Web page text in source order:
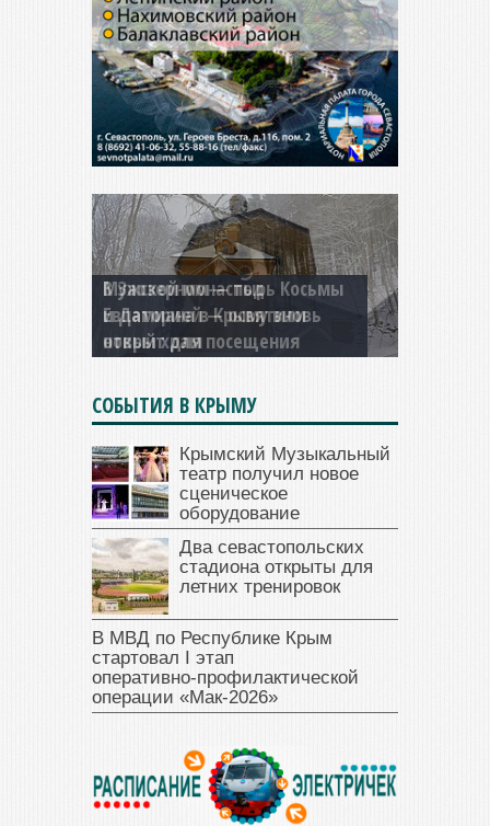
Мужской монастырь Косьмы
и Дамиана в Крыму вновь
открыт для посещения
СОБЫТИЯ В КРЫМУ
Крымский Музыкальный
театр получил новое
сценическое
оборудование
Два севастопольских
стадиона открыты для
летних тренировок
В МВД по Республике Крым
стартовал I этап
оперативно‑профилактической
операции «Мак‑2026»